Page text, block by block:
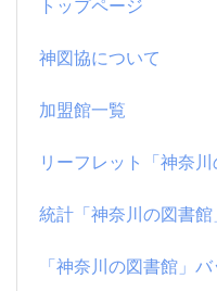
トップページ
神図協について
加盟館一覧
リーフレット「神奈川
統計「神奈川の図書館
「神奈川の図書館」